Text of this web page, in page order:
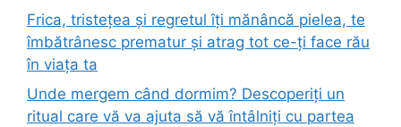
Frica, tristețea și regretul îți mănâncă pielea, te
îmbătrânesc prematur și atrag tot ce-ți face rău
în viața ta
Unde mergem când dormim? Descoperiți un
ritual care vă va ajuta să vă întâlniți cu partea